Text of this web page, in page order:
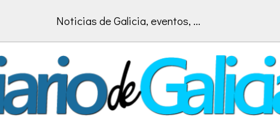
Noticias de Galicia, eventos, ...